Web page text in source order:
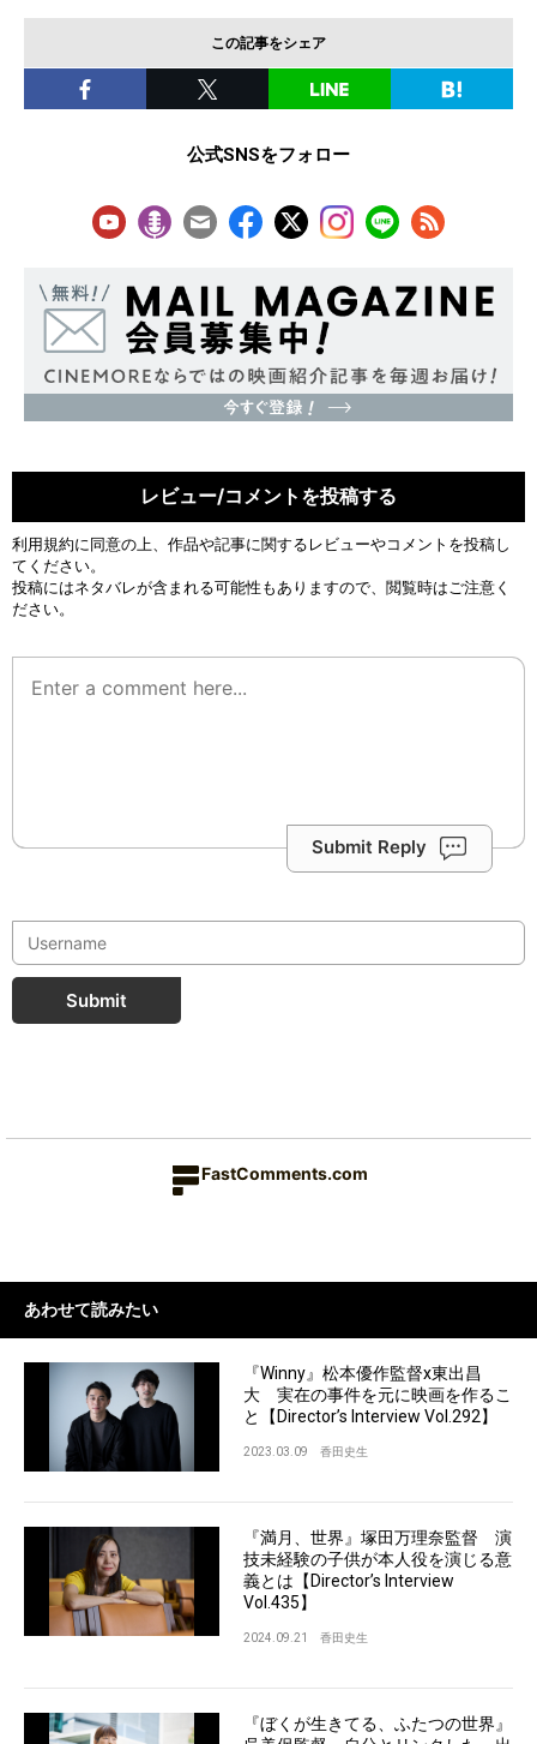
この記事をシェア
公式SNSをフォロー
レビュー/コメントを投稿する
利用規約に同意の上、作品や記事に関するレビューやコメントを投稿し
てください。
投稿にはネタバレが含まれる可能性もありますので、閲覧時はご注意く
ださい。
Submit Reply
Submit
FastComments.com
あわせて読みたい
『Winny』松本優作監督x東出昌
大 実在の事件を元に映画を作るこ
と【Director’s Interview Vol.292】
2023.03.09 香田史生
『満月、世界』塚⽥万理奈監督 演
技未経験の子供が本人役を演じる意
義とは【Director’s Interview
Vol.435】
2024.09.21 香田史生
『ぼくが生きてる、ふたつの世界』